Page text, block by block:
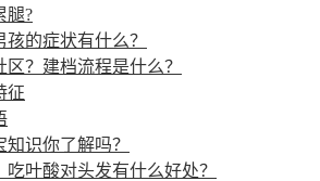
腿?
的症状有什么？
？建档流程是什么？
征
识你了解吗？
叶酸对头发有什么好处？